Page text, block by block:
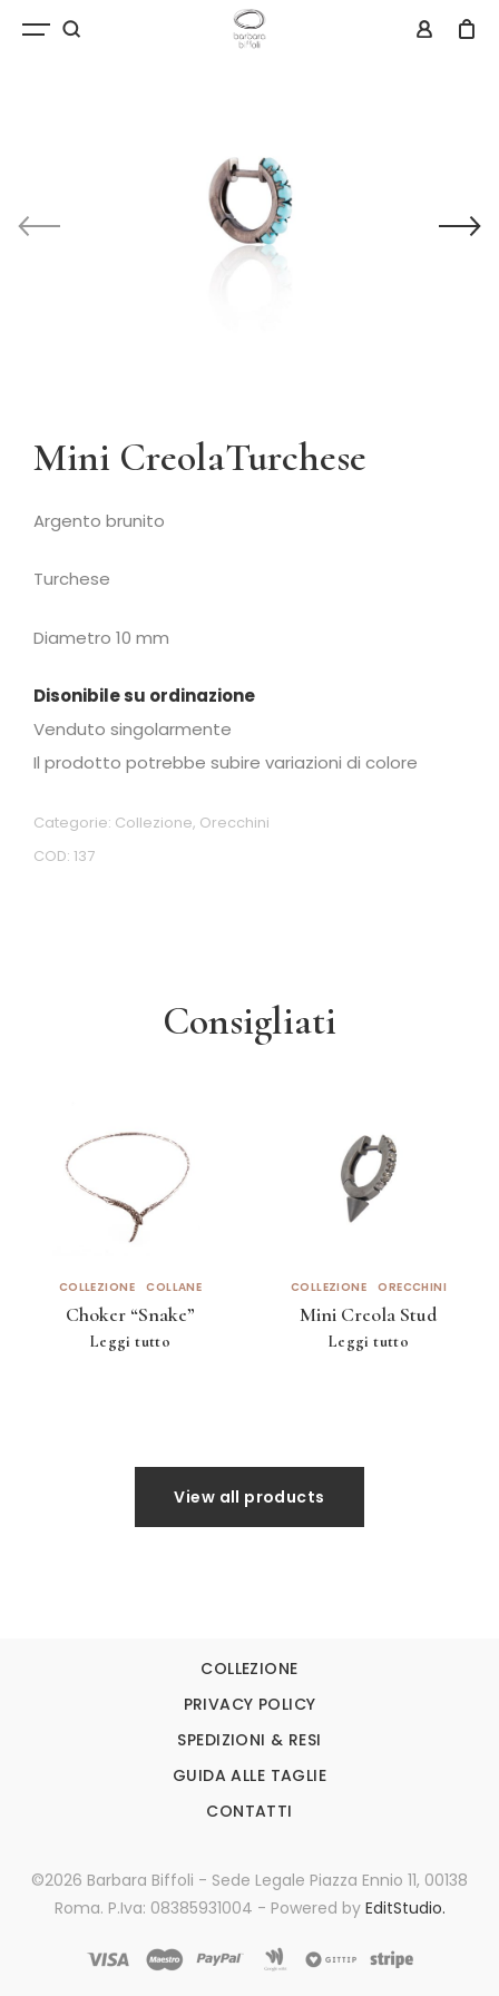
Mini CreolaTurchese
Argento brunito
Turchese
Diametro 10 mm
Disonibile su ordinazione
Venduto singolarmente
Il prodotto potrebbe subire variazioni di colore
COD: 137
Categorie: Collezione, Orecchini
Consigliati
COLLEZIONE COLLANE
Choker “Snake”
Leggi tutto
COLLEZIONE ORECCHINI
Mini Creola Stud
Leggi tutto
View all products
COLLEZIONE
PRIVACY POLICY
SPEDIZIONI & RESI
GUIDA ALLE TAGLIE
CONTATTI
©2026 Barbara Biffoli - Sede Legale Piazza Ennio 11, 00138
Roma. P.Iva: 08385931004 - Powered by EditStudio.